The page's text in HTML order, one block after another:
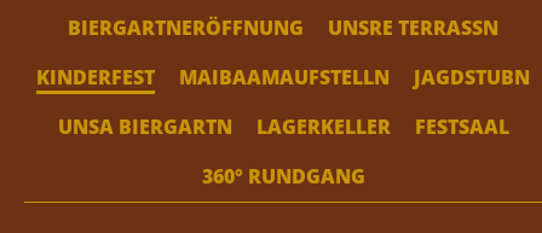
BIERGARTNERÖFFNUNG
UNSRE TERRASSN
KINDERFEST
MAIBAAMAUFSTELLN
JAGDSTUBN
UNSA BIERGARTN
LAGERKELLER
FESTSAAL
360° RUNDGANG